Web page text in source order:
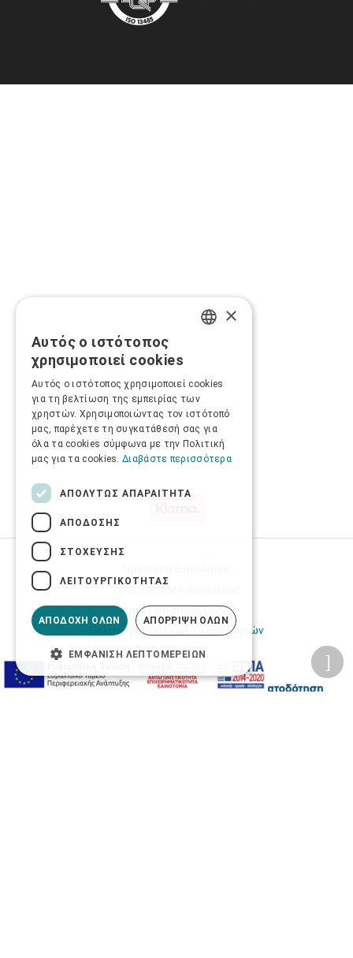
Ασφάλεια συναλλαγών
Πολιτική Ασφάλειας Πληροφοριών
×
Αυτός ο ιστότοπος
χρησιμοποιεί cookies
Αυτός ο ιστότοπος χρησιμοποιεί cookies
για τη βελτίωση της εμπειρίας των
χρηστών. Χρησιμοποιώντας τον ιστότοπό
μας, παρέχετε τη συγκατάθεσή σας για
όλα τα cookies σύμφωνα με την Πολιτική
μας για τα cookies. Διαβάστε περισσότερα
ΑΠΟΛΎΤΩΣ ΑΠΑΡΑΊΤΗΤΑ
ΑΠΌΔΟΣΗΣ
ΣΤΌΧΕΥΣΗΣ
ΛΕΙΤΟΥΡΓΙΚΌΤΗΤΑΣ
ΑΠΟΔΟΧΉ ΌΛΩΝ ΑΠΌΡΡΙΨΗ ΌΛΩΝ
ΕΜΦΆΝΙΣΗ ΛΕΠΤΟΜΕΡΕΙΏΝ